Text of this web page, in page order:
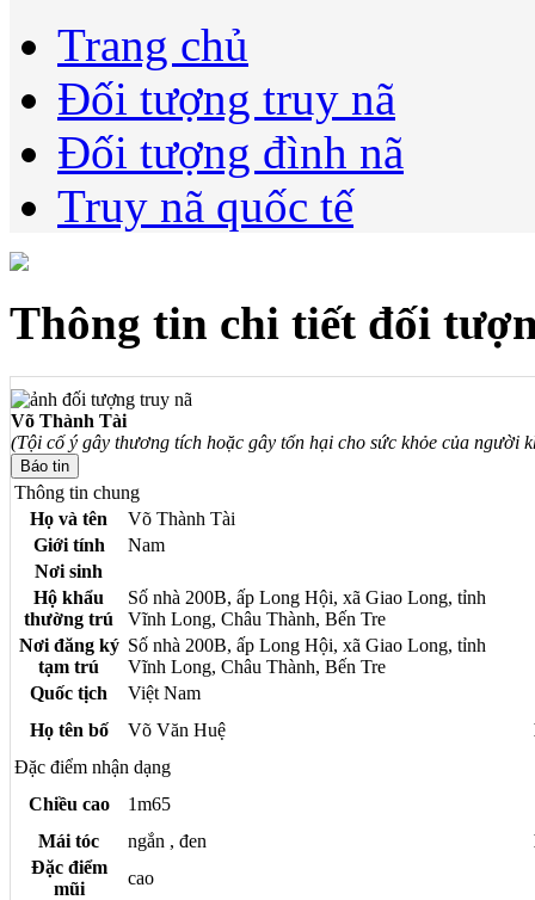
Trang chủ
Đối tượng truy nã
Đối tượng đình nã
Truy nã quốc tế
Thông tin chi tiết đối
Võ Thành Tài
(Tội cố ý gây thương tích hoặc gây tổn hại cho sức khỏe của người
Thông tin chung
Họ và tên
Võ Thành Tài
Giới tính
Nam
Nơi sinh
Hộ khẩu
thường trú
Số nhà 200B, ấp Long Hội, xã Giao Long, tỉnh
Vĩnh Long, Châu Thành, Bến Tre
Nơi đăng ký
tạm trú
Số nhà 200B, ấp Long Hội, xã Giao Long, tỉnh
Vĩnh Long, Châu Thành, Bến Tre
Quốc tịch
Việt Nam
Họ tên bố
Võ Văn Huệ
Đặc điểm nhận dạng
Chiều cao
1m65
Mái tóc
ngắn , đen
Đặc điểm
mũi
cao